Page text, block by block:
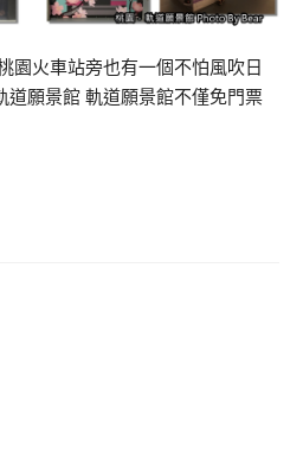
園火車站旁也有一個不怕風吹日
道願景館 軌道願景館不僅免門票